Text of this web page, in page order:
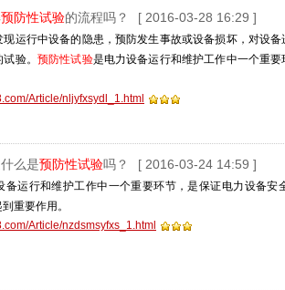
预防性试验的流程吗？ [ 2016-03-28 16:29 ]
现运行中设备的隐患，预防发生事故或设备损坏，对设
验。 预防性试验是电力设备运行和维护工作中一个重
Article/nljyfxsydl_1.html
么是预防性试验吗？ [ 2016-03-24 14:59 ]
备运行和维护工作中一个重要环节，是保证电力设备安
重要作用。
Article/nzdsmsyfxs_1.html